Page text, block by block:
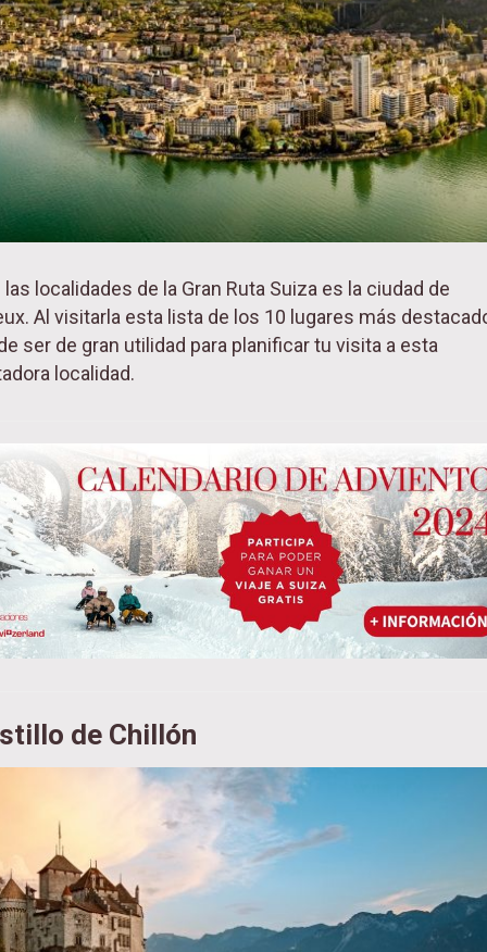
las localidades de la Gran Ruta Suiza es la ciudad de
Al visitarla esta lista de los 10 lugares más
ser de gran utilidad para planificar tu visita a esta
localidad.
de Chillón